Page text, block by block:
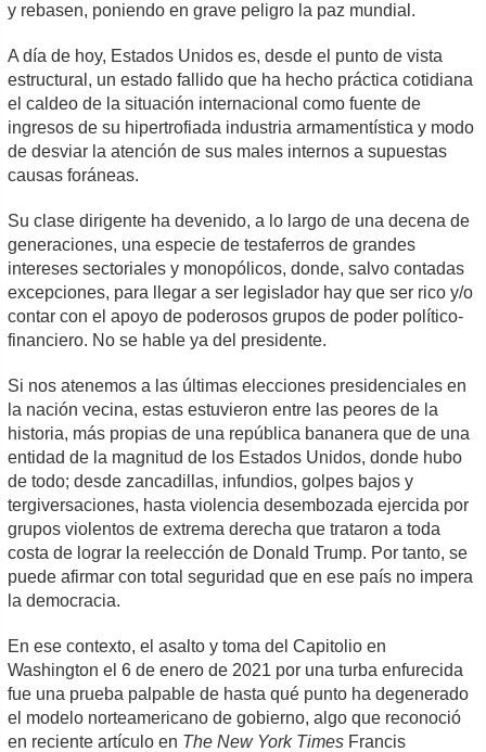
y rebasen, poniendo en grave peligro la paz mundial.
A día de hoy, Estados Unidos es, desde el punto de vista
estructural, un estado fallido que ha hecho práctica cotidiana
el caldeo de la situación internacional como fuente de
ingresos de su hipertrofiada industria armamentística y modo
de desviar la atención de sus males internos a supuestas
causas foráneas.
Su clase dirigente ha devenido, a lo largo de una decena de
generaciones, una especie de testaferros de grandes
intereses sectoriales y monopólicos, donde, salvo contadas
excepciones, para llegar a ser legislador hay que ser rico y/o
contar con el apoyo de poderosos grupos de poder político-
financiero. No se hable ya del presidente.
Si nos atenemos a las últimas elecciones presidenciales en
la nación vecina, estas estuvieron entre las peores de la
historia, más propias de una república bananera que de una
entidad de la magnitud de los Estados Unidos, donde hubo
de todo; desde zancadillas, infundios, golpes bajos y
tergiversaciones, hasta violencia desembozada ejercida por
grupos violentos de extrema derecha que trataron a toda
costa de lograr la reelección de Donald Trump. Por tanto, se
puede afirmar con total seguridad que en ese país no impera
la democracia.
En ese contexto, el asalto y toma del Capitolio en
Washington el 6 de enero de 2021 por una turba enfurecida
fue una prueba palpable de hasta qué punto ha degenerado
el modelo norteamericano de gobierno, algo que reconoció
en reciente artículo en The New York Times Francis